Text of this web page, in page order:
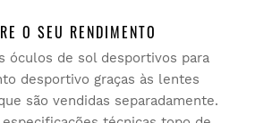
O SEU RENDIMENTO
óculos de sol desportivos para
desportivo graças às lentes
são vendidas separadamente.